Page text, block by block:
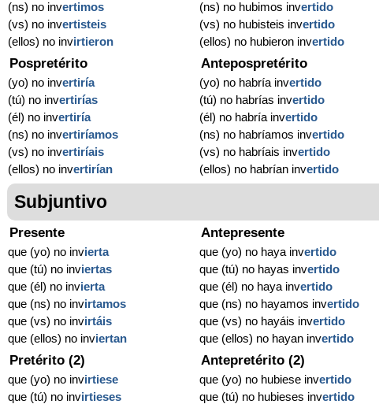
(ns) no invertimos
(vs) no invertisteis
(ellos) no invirtieron
(ns) no hubimos invertido
(vs) no hubisteis invertido
(ellos) no hubieron invertido
Pospretérito
(yo) no invertiría
(tú) no invertirías
(él) no invertiría
(ns) no invertiríamos
(vs) no invertiríais
(ellos) no invertirían
Antepospretérito
(yo) no habría invertido
(tú) no habrías invertido
(él) no habría invertido
(ns) no habríamos invertido
(vs) no habríais invertido
(ellos) no habrían invertido
Subjuntivo
Presente
que (yo) no invierta
que (tú) no inviertas
que (él) no invierta
que (ns) no invirtamos
que (vs) no invirtáis
que (ellos) no inviertan
Antepresente
que (yo) no haya invertido
que (tú) no hayas invertido
que (él) no haya invertido
que (ns) no hayamos invertido
que (vs) no hayáis invertido
que (ellos) no hayan invertido
Pretérito (2)
que (yo) no invirtiese
que (tú) no invirtieses
Antepretérito (2)
que (yo) no hubiese invertido
que (tú) no hubieses invertido